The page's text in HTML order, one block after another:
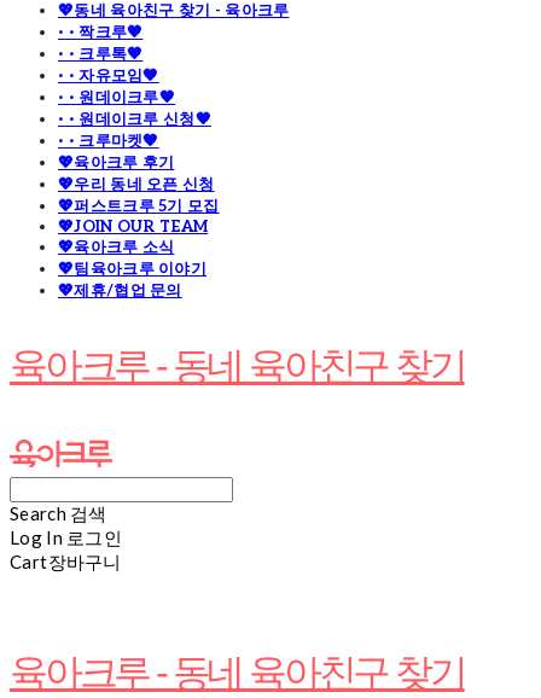
💖동네 육아친구 찾기 - 육아크루
· · 짝크루🧡
· · 크루톡🧡
· · 자유모임🧡
· · 원데이크루🧡
· · 원데이크루 신청🧡
· · 크루마켓🧡
💖육아크루 후기
💖우리 동네 오픈 신청
💖퍼스트크루 5기 모집
💖JOIN OUR TEAM
💖육아크루 소식
💖팀육아크루 이야기
💖제휴/협업 문의
육아크루 - 동네 육아친구 찾기
Search 검색
Log In 로그인
Cart장바구니
육아크루 - 동네 육아친구 찾기